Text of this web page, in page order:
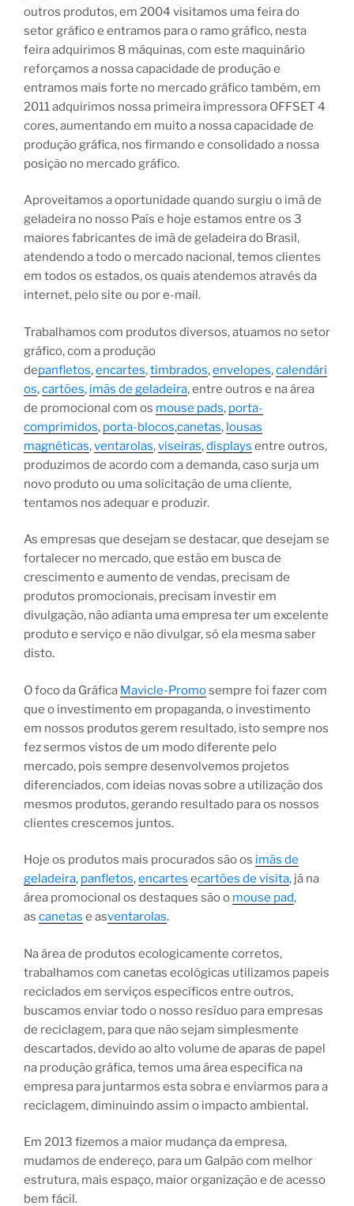
outros produtos, em 2004 visitamos uma feira do
setor gráfico e entramos para o ramo gráfico, nesta
feira adquirimos 8 máquinas, com este maquinário
reforçamos a nossa capacidade de produção e
entramos mais forte no mercado gráfico também, em
2011 adquirimos nossa primeira impressora OFFSET 4
cores, aumentando em muito a nossa capacidade de
produção gráfica, nos firmando e consolidado a nossa
posição no mercado gráfico.
Aproveitamos a oportunidade quando surgiu o imã de
geladeira no nosso País e hoje estamos entre os 3
maiores fabricantes de imã de geladeira do Brasil,
atendendo a todo o mercado nacional, temos clientes
em todos os estados, os quais atendemos através da
internet, pelo site ou por e-mail.
Trabalhamos com produtos diversos, atuamos no setor
gráfico, com a produção
depanfletos,encartes,timbrados,envelopes,calendári
os,cartões, imãs de geladeira, entre outros e na área
de promocional com os mouse pads, porta-
comprimidos, porta-blocos,canetas, lousas
magnéticas,ventarolas,viseiras,displays entre outros,
produzimos de acordo com a demanda, caso surja um
novo produto ou uma solicitação de uma cliente,
tentamos nos adequar e produzir.
As empresas que desejam se destacar, que desejam se
fortalecer no mercado, que estão em busca de
crescimento e aumento de vendas, precisam de
produtos promocionais, precisam investir em
divulgação, não adianta uma empresa ter um excelente
produto e serviço e não divulgar, só ela mesma saber
disto.
O foco da Gráfica Mavicle-Promosempre foi fazer com
que o investimento em propaganda, o investimento
em nossos produtos gerem resultado, isto sempre nos
fez sermos vistos de um modo diferente pelo
mercado, pois sempre desenvolvemos projetos
diferenciados, com ideias novas sobre a utilização dos
mesmos produtos, gerando resultado para os nossos
clientes crescemos juntos.
Hoje os produtos mais procurados são os imãs de
geladeira, panfletos,encartes ecartões de visita, já na
área promocional os destaques são o mouse pad,
as canetas e asventarolas.
Na área de produtos ecologicamente corretos,
trabalhamos com canetas ecológicas utilizamos papeis
reciclados em serviços específicos entre outros,
buscamos enviar todo o nosso resíduo para empresas
de reciclagem, para que não sejam simplesmente
descartados, devido ao alto volume de aparas de papel
na produção gráfica, temos uma área especifica na
empresa para juntarmos esta sobra e enviarmos para a
reciclagem, diminuindo assim o impacto ambiental.
Em 2013 fizemos a maior mudança da empresa,
mudamos de endereço, para um Galpão com melhor
estrutura, mais espaço, maior organização e de acesso
bem fácil.